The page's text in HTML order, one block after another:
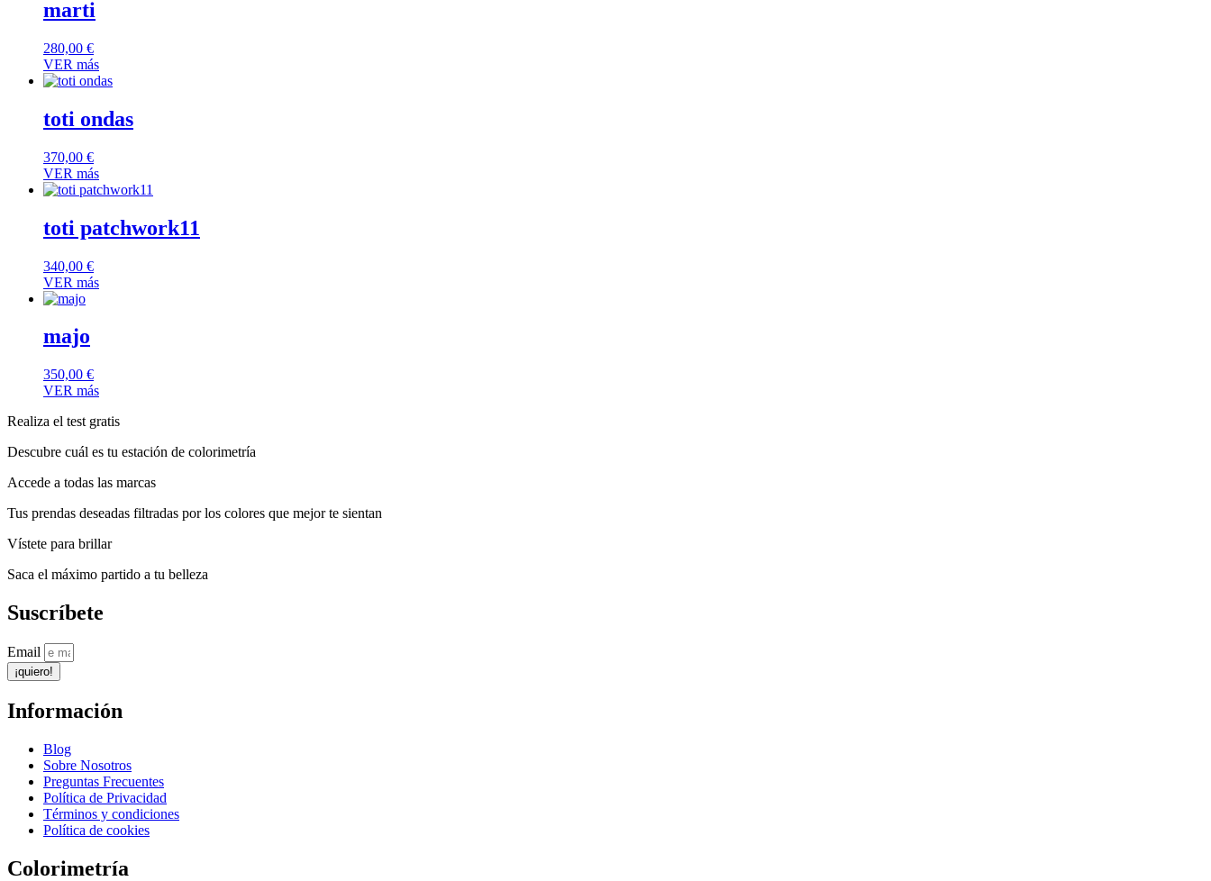
marti
280,00 €
VER más
toti ondas
370,00 €
VER más
toti patchwork11
340,00 €
VER más
majo
350,00 €
VER más
Realiza el test gratis
Descubre cuál es tu estación de colorimetría
Accede a todas las marcas
Tus prendas deseadas filtradas por los colores que mejor te sientan
Vístete para brillar
Saca el máximo partido a tu belleza
Suscríbete
Email
¡quiero!
Información
Blog
Sobre Nosotros
Preguntas Frecuentes
Política de Privacidad
Términos y condiciones
Política de cookies
Colorimetría